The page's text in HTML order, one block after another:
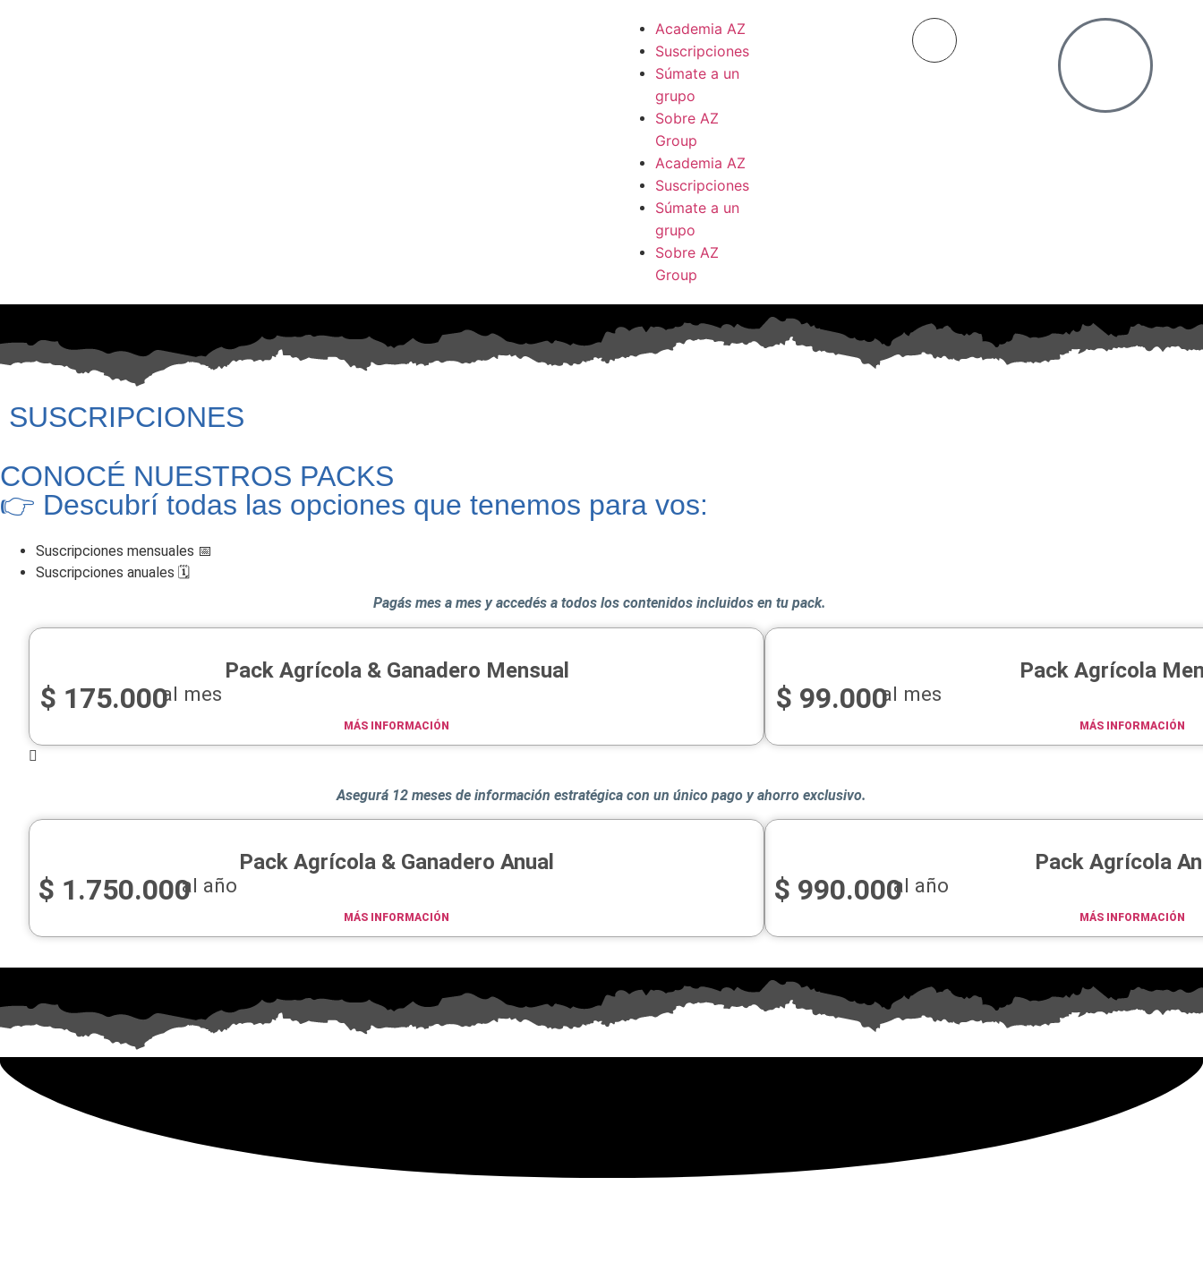
Academia AZ
Suscripciones
Súmate a un
grupo
Sobre AZ
Group
Academia AZ
Suscripciones
Súmate a un
grupo
Sobre AZ
Group
SUSCRIPCIONES
CONOCÉ NUESTROS PACKS
👉 Descubrí todas las opciones que tenemos para vos:
Suscripciones mensuales 📅
Suscripciones anuales 🗓️​
Pagás mes a mes y accedés a todos los contenidos incluidos en tu pack.
Pack Agrícola & Ganadero Mensual
$ 175.000al mes
MÁS INFORMACIÓN
Pack Agrícola
$ 99.000al mes
MÁS INFORMACIÓN
Asegurá 12 meses de información estratégica con un único pago y ahorro exclusivo.
Pack Agrícola & Ganadero Anual
$ 1.750.000al año
MÁS INFORMACIÓN
Pack Agrícola
$ 990.000al año
MÁS INFORMACIÓN